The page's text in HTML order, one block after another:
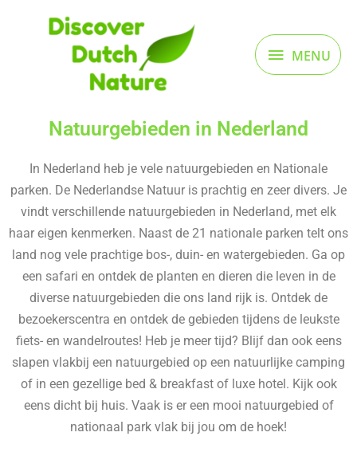
MENU
Natuurgebieden in Nederland
In Nederland heb je vele natuurgebieden en Nationale
parken. De Nederlandse Natuur is prachtig en zeer divers. Je
vindt verschillende natuurgebieden in Nederland, met elk
haar eigen kenmerken. Naast de 21 nationale parken telt ons
land nog vele prachtige bos-, duin- en watergebieden. Ga op
een safari en ontdek de planten en dieren die leven in de
diverse natuurgebieden die ons land rijk is. Ontdek de
bezoekerscentra en ontdek de gebieden tijdens de leukste
fiets- en wandelroutes! Heb je meer tijd? Blijf dan ook eens
slapen vlakbij een natuurgebied op een natuurlijke camping
of in een gezellige bed & breakfast of luxe hotel. Kijk ook
eens dicht bij huis. Vaak is er een mooi natuurgebied of
nationaal park vlak bij jou om de hoek!